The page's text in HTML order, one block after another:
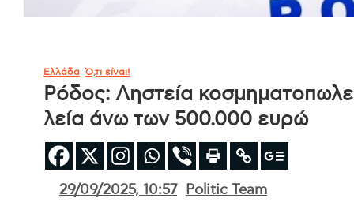
Ελλάδα Ό,τι είναι!
Ρόδος: Ληστεία
λεία άνω των 500.000 ευρώ
29/09/2025, 10:57 Politic Team